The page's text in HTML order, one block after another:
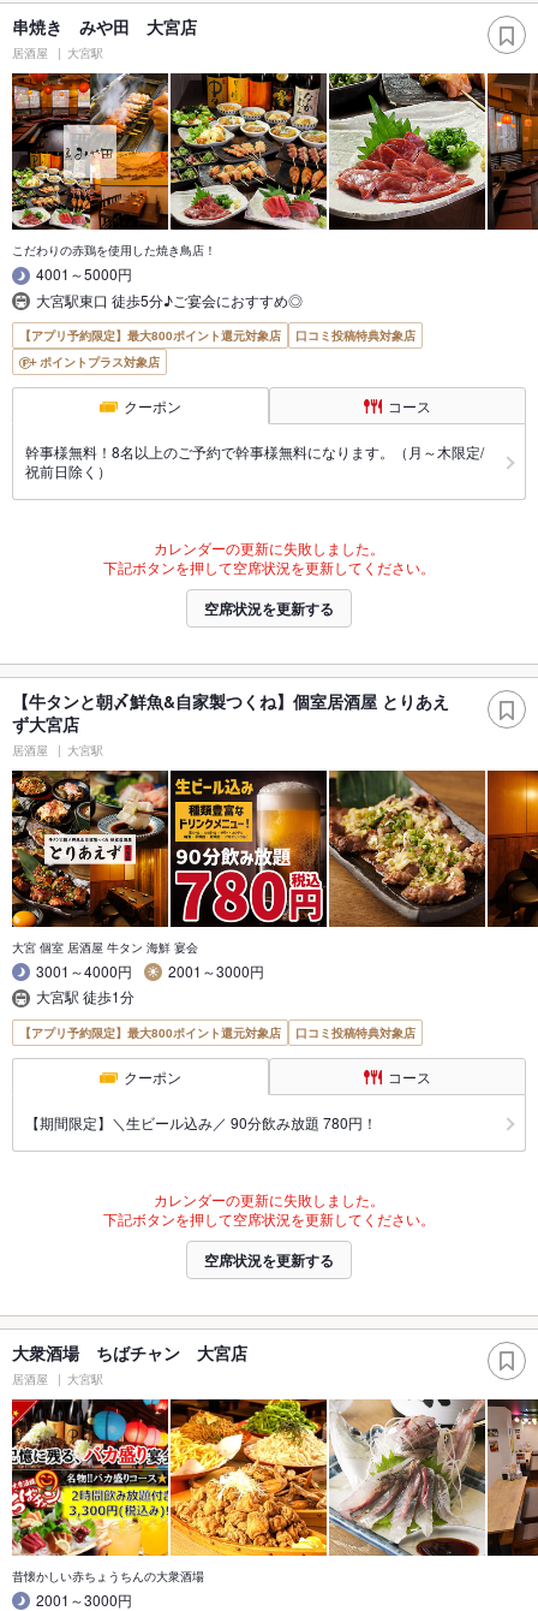
串焼き みや田 大宮店
居酒屋 大宮駅
こだわりの赤鶏を使用した焼き鳥店！
4001～5000円
大宮駅東口 徒歩5分♪ご宴会におすすめ◎
【アプリ予約限定】最大800ポイント還元対象店
口コミ投稿特典対象店
ポイントプラス対象店
クーポン コース
幹事様無料！8名以上のご予約で幹事様無料になります。（月～木限定/
祝前日除く）
カレンダーの更新に失敗しました。
下記ボタンを押して空席状況を更新してください。
空席状況を更新する
【牛タンと朝〆鮮魚&自家製つくね】個室居酒屋 とりあえ
ず大宮店
居酒屋 大宮駅
大宮 個室 居酒屋 牛タン 海鮮 宴会
3001～4000円
2001～3000円
大宮駅 徒歩1分
【アプリ予約限定】最大800ポイント還元対象店 口コミ投稿特典対象店
クーポン コース
【期間限定】＼生ビール込み／ 90分飲み放題 780円！
カレンダーの更新に失敗しました。
下記ボタンを押して空席状況を更新してください。
空席状況を更新する
大衆酒場 ちばチャン 大宮店
居酒屋 大宮駅
昔懐かしい赤ちょうちんの大衆酒場
2001～3000円